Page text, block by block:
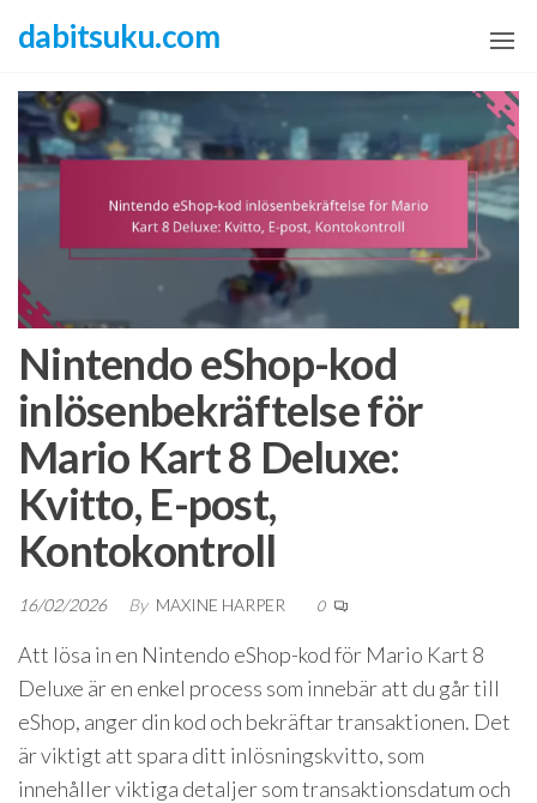
content
dabitsuku.com
Nintendo eShop-kod
inlösenbekräftelse för
Mario Kart 8 Deluxe:
Kvitto, E-post,
Kontokontroll
16/02/2026 By MAXINE HARPER 0
Att lösa in en Nintendo eShop-kod för Mario Kart 8
Deluxe är en enkel process som innebär att du går till
eShop, anger din kod och bekräftar transaktionen. Det
är viktigt att spara ditt inlösningskvitto, som
innehåller viktiga detaljer som transaktionsdatum och